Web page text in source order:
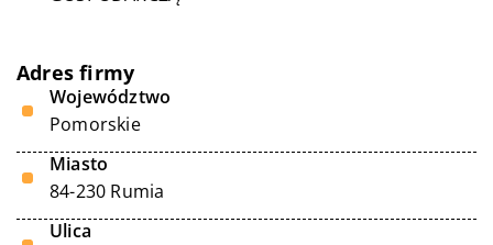
Adres firmy
Województwo
Pomorskie
Miasto
84-230 Rumia
Ulica